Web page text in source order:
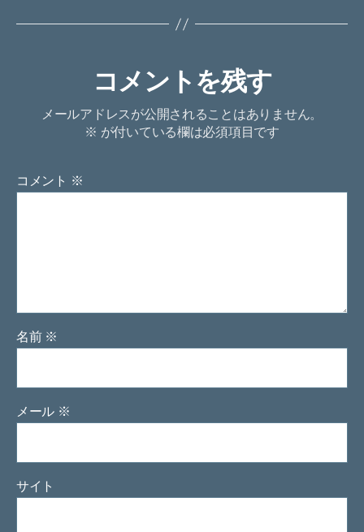
コメントを残す
メールアドレスが公開されることはありません。
※ が付いている欄は必須項目です
コメント ※
名前 ※
メール ※
サイト